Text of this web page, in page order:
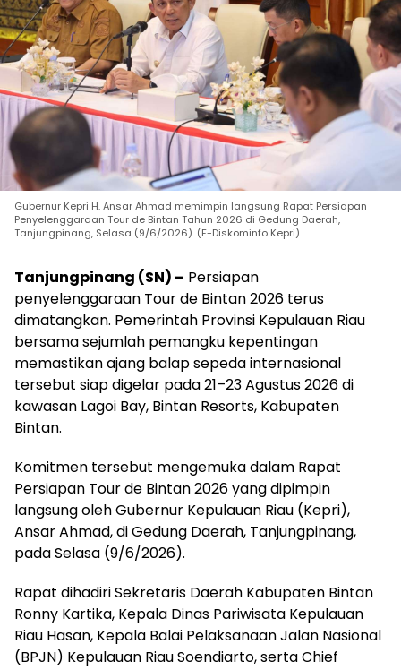
Gubernur Kepri H. Ansar Ahmad memimpin langsung Rapat Persiapan
Penyelenggaraan Tour de Bintan Tahun 2026 di Gedung Daerah,
Tanjungpinang, Selasa (9/6/2026). (F-Diskominfo Kepri)
Tanjungpinang (SN) – Persiapan
penyelenggaraan Tour de Bintan 2026 terus
dimatangkan. Pemerintah Provinsi Kepulauan Riau
bersama sejumlah pemangku kepentingan
memastikan ajang balap sepeda internasional
tersebut siap digelar pada 21–23 Agustus 2026 di
kawasan Lagoi Bay, Bintan Resorts, Kabupaten
Bintan.
Komitmen tersebut mengemuka dalam Rapat
Persiapan Tour de Bintan 2026 yang dipimpin
langsung oleh Gubernur Kepulauan Riau (Kepri),
Ansar Ahmad, di Gedung Daerah, Tanjungpinang,
pada Selasa (9/6/2026).
Rapat dihadiri Sekretaris Daerah Kabupaten Bintan
Ronny Kartika, Kepala Dinas Pariwisata Kepulauan
Riau Hasan, Kepala Balai Pelaksanaan Jalan Nasional
(BPJN) Kepulauan Riau Soendiarto, serta Chief